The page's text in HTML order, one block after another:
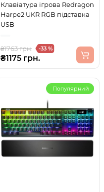
Клавіатура ігрова Redragon
Harpe2 UKR RGB підставка
USB
₴1763 грн. -33 %
₴1175 грн.
Популярний